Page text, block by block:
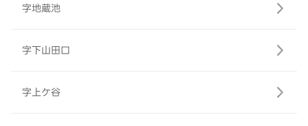
字地蔵池
字下山田口
字上ケ谷